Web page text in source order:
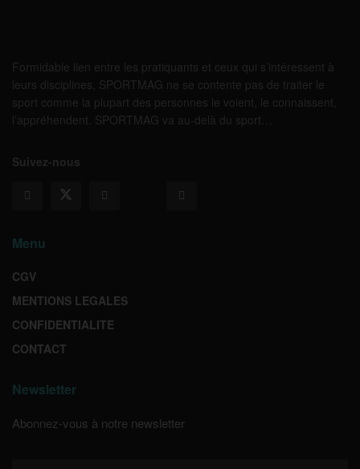
Formidable lien entre les pratiquants et ceux qui s’intéressent à
leurs disciplines, SPORTMAG ne se contente pas de traiter le
sport comme la plupart des personnes le voient, le connaissent,
l’appréhendent. SPORTMAG va au-delà du sport…
Suivez-nous
Menu
CGV
MENTIONS LEGALES
CONFIDENTIALITE
CONTACT
Newsletter
Abonnez-vous à notre newsletter